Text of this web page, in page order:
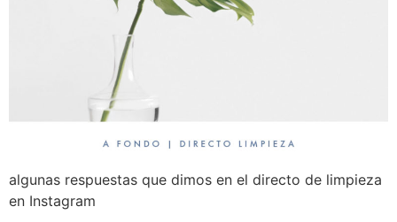
algunas respuestas que dimos en el directo de limpieza
en Instagram